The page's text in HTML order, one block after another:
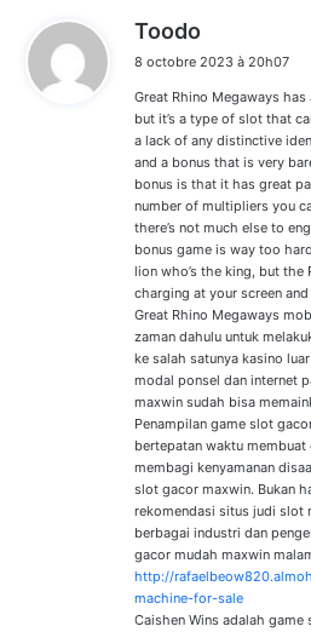
Toodo
t
:
8 octobre 2023 à 20h07
Great Rhino Megaways
but it’s a type of slot that
a lack of any distinctive
and a bonus that is very
bonus is that it has great
number of multipliers you
there’s not much else to
bonus game is way too
lion who’s the king, but
charging at your screen
Great Rhino Megaways
zaman dahulu untuk
ke salah satunya kasino
modal ponsel dan internet
maxwin sudah bisa
Penampilan game slot
bertepatan waktu
membagi kenyamanan
slot gacor maxwin. Bukan
rekomendasi situs judi slot
berbagai industri dan
gacor mudah maxwin
http://
machine-for-sale
Caishen Wins adalah